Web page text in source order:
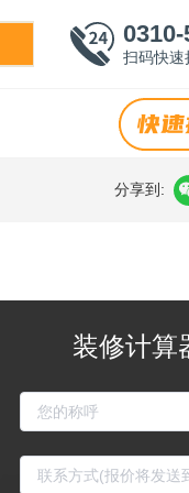
扫码快速
分享到:
装修计算